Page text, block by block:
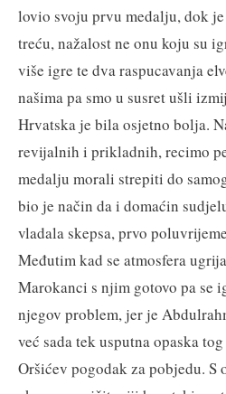
lovio svoju prvu medalju, dok
treću, nažalost ne onu koju su
više igre te dva raspucavanja
našima pa smo u susret ušli
Hrvatska je bila osjetno bolja.
revijalnih i prikladnih, recimo
medalju morali strepiti do
bio je način da i domaćin
vladala skepsa, prvo
Međutim kad se atmosfera
Marokanci s njim gotovo pa se
njegov problem, jer je
već sada tek usputna opaska
Oršićev pogodak za pobjedu. S